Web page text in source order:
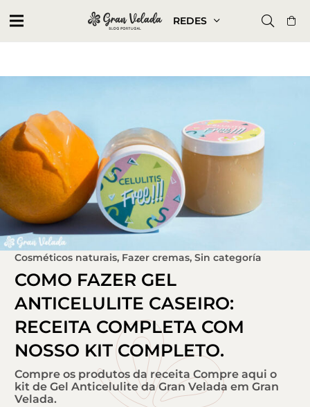
REDES
Cosméticos naturais, Fazer cremas, Sin categoría
COMO FAZER GEL
ANTICELULITE CASEIRO:
RECEITA COMPLETA COM
NOSSO KIT COMPLETO.
Compre os produtos da receita Compre aqui o
kit de Gel Anticelulite da Gran Velada em Gran
Velada.